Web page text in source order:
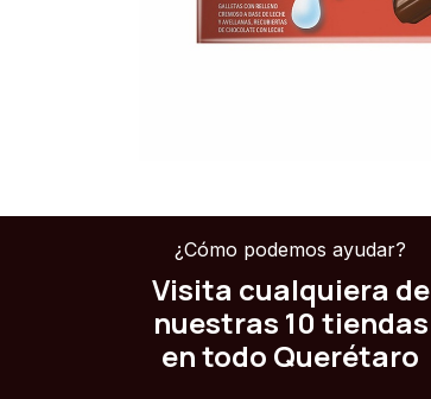
¿Cómo podemos ayudar?
Visita cualquiera de
nuestras 10 tiendas
en todo Querétaro